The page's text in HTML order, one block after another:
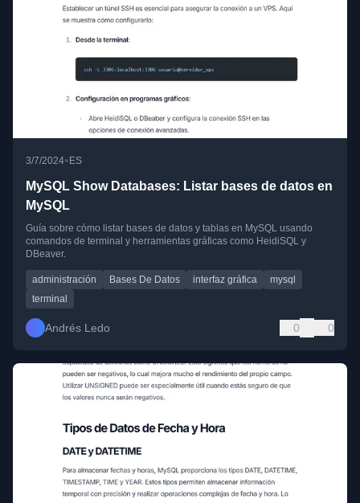
3/7/2024•ES
MySQL Show Databases: Listar bases de datos en
MySQL
Guía sobre cómo listar bases de datos y tablas en MySQL usando
comandos de terminal y herramientas gráficas como HeidiSQL y
DBeaver.
administración Bases De Datos interfaz gráfica
mysql
terminal
Andrés Ledo 0 0